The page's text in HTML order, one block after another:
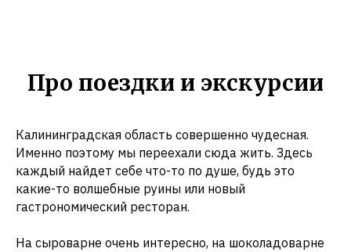
Про поездки и экскурсии
Калининградская область совершенно чудесная.
Именно поэтому мы переехали сюда жить. Здесь
каждый найдет себе что-то по душе, будь это
какие-то волшебные руины или новый
гастрономический ресторан.
На сыроварне очень интересно, на шоколадоварне